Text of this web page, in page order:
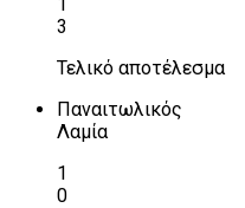
3
Τελικό αποτέλεσμα
Παναιτωλικός
Λαμία
1
0